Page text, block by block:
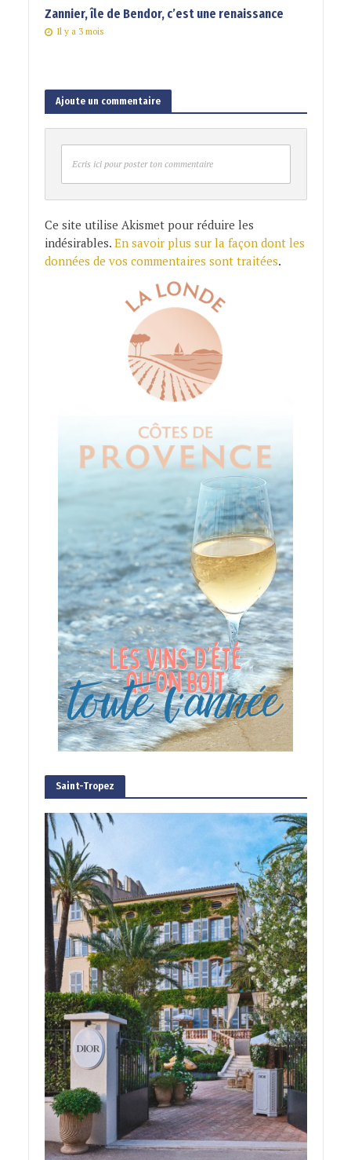
Zannier, île de Bendor, c’est une renaissance
Il y a 3 mois
Ajoute un commentaire
Ecris ici pour poster ton commentaire
Ce site utilise Akismet pour réduire les
indésirables. En savoir plus sur la façon dont les
données de vos commentaires sont traitées.
Saint-Tropez